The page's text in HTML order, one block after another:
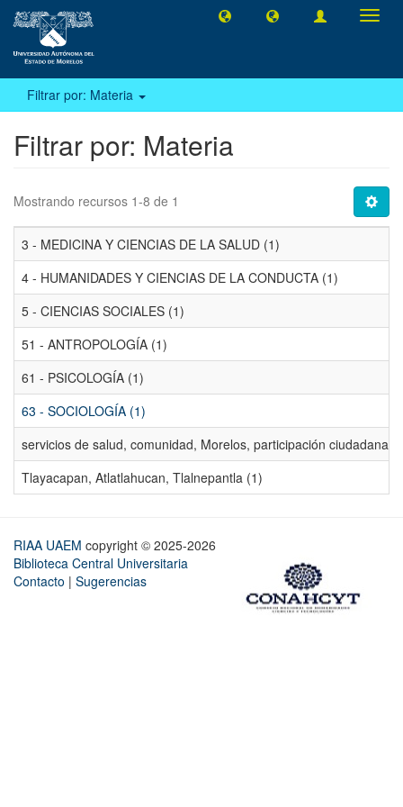
Filtrar por: Materia
Filtrar por: Materia
Mostrando recursos 1-8 de 1
3 - MEDICINA Y CIENCIAS DE LA SALUD (1)
4 - HUMANIDADES Y CIENCIAS DE LA CONDUCTA (1)
5 - CIENCIAS SOCIALES (1)
51 - ANTROPOLOGÍA (1)
61 - PSICOLOGÍA (1)
63 - SOCIOLOGÍA (1)
servicios de salud, comunidad, Morelos, participación
Tlayacapan, Atlatlahucan, Tlalnepantla (1)
RIAA UAEM copyright © 2025-2026
Biblioteca Central Universitaria
Contacto | Sugerencias